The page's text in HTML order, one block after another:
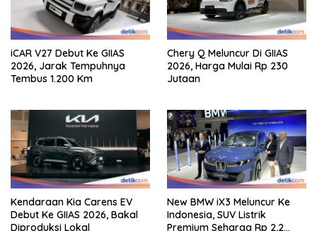
iCAR V27 Debut Ke GIIAS
2026, Jarak Tempuhnya
Tembus 1.200 Km
Chery Q Meluncur Di GIIAS
2026, Harga Mulai Rp 230
Jutaan
Kendaraan Kia Carens EV
Debut Ke GIIAS 2026, Bakal
Diproduksi Lokal
New BMW iX3 Meluncur Ke
Indonesia, SUV Listrik
Premium Seharga Rp 2,2